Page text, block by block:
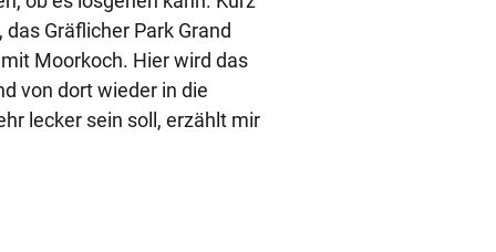
Gräflicher Park Grand
Moorkoch. Hier wird das
von dort wieder in die
lecker sein soll, erzählt mir